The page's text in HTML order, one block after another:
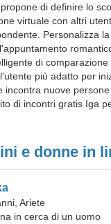
di definire lo
virtuale con altri
Personalizza
di
più adatto per
incontra nuove
di incontri gratis Iga
e donne in
Ariete
in cerca di un uomo